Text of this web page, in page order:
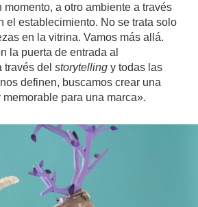
momento, a otro ambiente a través
el establecimiento. No se trata solo
en la vitrina. Vamos más allá.
la puerta de entrada al
través delstorytelling y todas las
definen, buscamos crear una
para una marca».